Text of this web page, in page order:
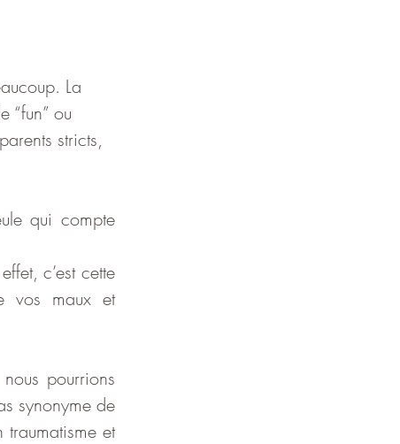
La
“fun” ou
stricts,
qui compte
c’est cette
vos maux et
pourrions
synonyme de
et